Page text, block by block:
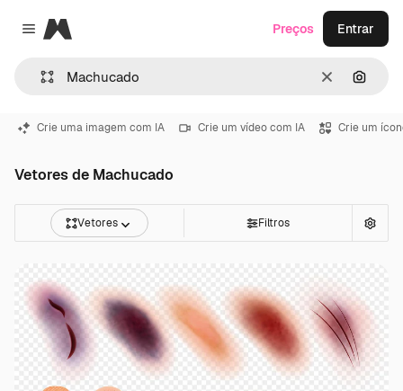
Close menu
Magnific
Limpar
Preços Entrar
Crie uma imagem com IA Crie um vídeo com IA Crie um
Vetores de Machucado
Vetores Filtros